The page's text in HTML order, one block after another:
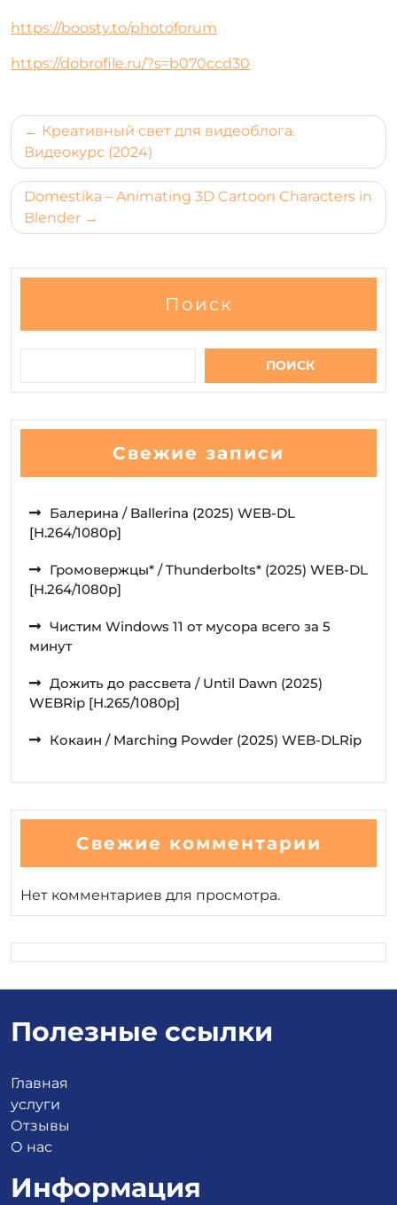
https://boosty.to/photoforum
https://dobrofile.ru/?s=b070ccd30
Навигация
по
записям
Креативный свет для видеоблога.
Видеокурс (2024)
Domestika – Animating 3D Cartoon Characters in
Blender
Поиск
ПОИСК
Свежие записи
Балерина / Ballerina (2025) WEB-DL
[H.264/1080p]
Громовержцы* / Thunderbolts* (2025) WEB-DL
[H.264/1080p]
Чистим Windows 11 от мусора всего за 5
минут
Дожить до рассвета / Until Dawn (2025)
WEBRip [H.265/1080p]
Кокаин / Marching Powder (2025) WEB-DLRip
Свежие комментарии
Нет комментариев для просмотра.
Полезные ссылки
Главная
услуги
Отзывы
О нас
Информация